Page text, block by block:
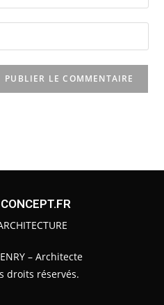
– Architecte
droits réservés.